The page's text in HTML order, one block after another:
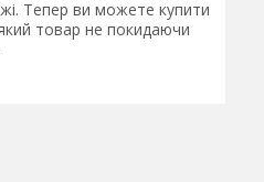
Тепер ви можете купити
товар не покидаючи